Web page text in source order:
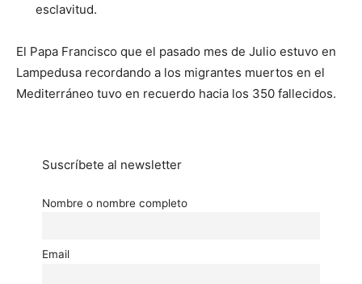
esclavitud.
El Papa Francisco que el pasado mes de Julio estuvo en
Lampedusa recordando a los migrantes muertos en el
Mediterráneo tuvo en recuerdo hacia los 350 fallecidos.
Suscríbete al newsletter
Nombre o nombre completo
Email